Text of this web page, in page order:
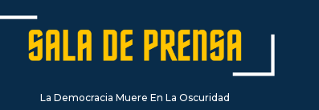
La Democracia Muere En La Oscuridad